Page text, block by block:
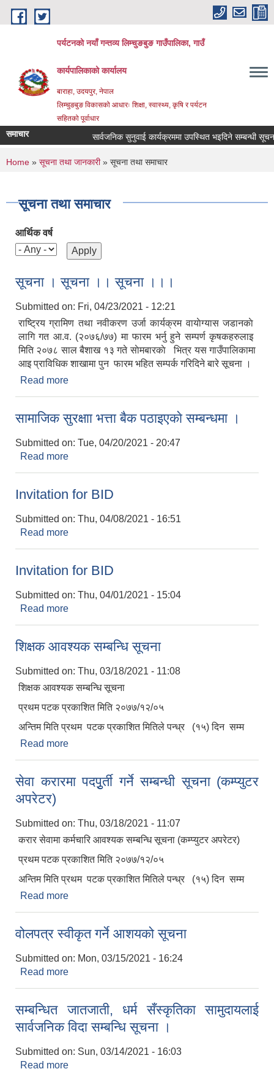
Skip to main content
पर्यटनको नयाँ गन्तव्य लिम्चुङबुङ गाउँपालिका, गाउँ
कार्यपालिकाको कार्यालय
बाराहा, उदयपुर, नेपाल
लिम्चुङबुङ विकासको आधारः शिक्षा, स्वास्थ्य, कृषि र पर्यटन
सहितको पूर्वाधार
समाचार सार्वजनिक सुनुवाई कार्यक्रममा उपस्थित भइदिने सम्बन्धी सूचना ।
You are here
Home » सूचना तथा जानकारी» सूचना तथा समाचार
सूचना तथा समाचार
आर्थिक वर्ष
सूचना । सूचना ।। सूचना ।।।
Submitted on: Fri, 04/23/2021 - 12:21
राष्ट्रिय ग्रामिण तथा नवीकरण उर्जा कार्यक्रम वायाेग्यास जडानकाे
लागि गत आ.व. (२०७६/७७) मा फारम भर्नु हुने सम्पर्ण कृषकहरुलाइ
मिति २०७८ साल बैशाख १३ गते साेमबारकाे भित्र यस गाउँपालिकामा
आइ प्राविधिक शाखामा पुन फारम भहित सम्पर्क गरिदिने बारे सूचना ।
Read more
सामाजिक सुरक्षाा भत्ता बै‌क पठाइएकाे सम्बन्धमा ।
Submitted on: Tue, 04/20/2021 - 20:47
Read more
Invitation for BID
Submitted on: Thu, 04/08/2021 - 16:51
Read more
Invitation for BID
Submitted on: Thu, 04/01/2021 - 15:04
Read more
शिक्षक आवश्यक सम्बन्धि सूचना
Submitted on: Thu, 03/18/2021 - 11:08
शिक्षक आवश्यक सम्बन्धि सूचना
प्रथम पटक प्रकाशित मिति २०७७/१२/०५
अन्तिम मिति प्रथम पटक प्रकाशित मितिले पन्ध्र (१५) दिन सम्म
Read more
सेवा करारमा पदपुृर्ती गर्ने सम्बन्धी सूचना (कम्प्युटर
अपरेटर)
Submitted on: Thu, 03/18/2021 - 11:07
करार सेवामा कर्मचारि आवश्यक सम्बन्धि सूचना (कम्प्युटर अपरेटर)
प्रथम पटक प्रकाशित मिति २०७७/१२/०५
अन्तिम मिति प्रथम पटक प्रकाशित मितिले पन्ध्र (१५) दिन सम्म
Read more
वोलपत्र स्वीकृत गर्ने आशयको सूचना
Submitted on: Mon, 03/15/2021 - 16:24
Read more
सम्बन्धित जातजाती, धर्म सँस्कृतिका सामुदायलाई
सार्वजनिक विदा सम्बन्धि सूचना ।
Submitted on: Sun, 03/14/2021 - 16:03
Read more